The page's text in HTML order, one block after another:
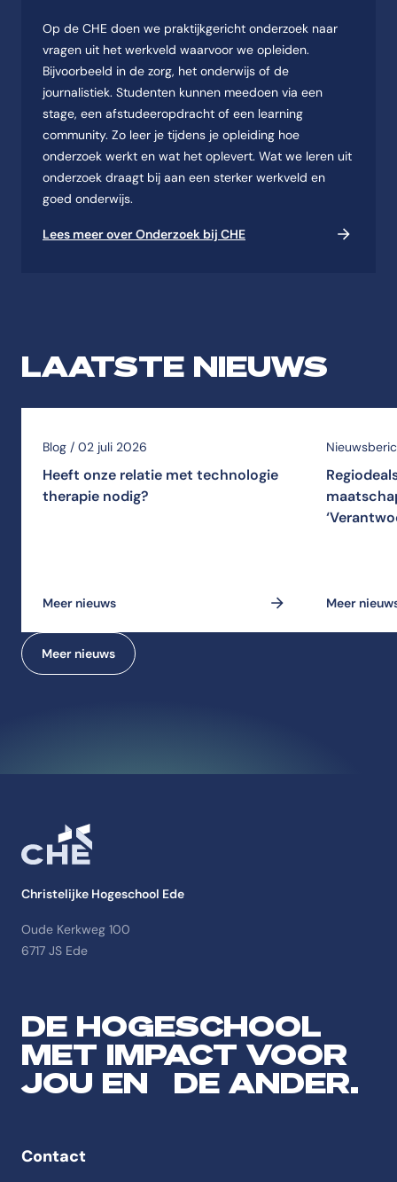
Op de CHE doen we praktijkgericht onderzoek naar
vragen uit het werkveld waarvoor we opleiden.
Bijvoorbeeld in de zorg, het onderwijs of de
journalistiek. Studenten kunnen meedoen via een
stage, een afstudeeropdracht of een learning
community. Zo leer je tijdens je opleiding hoe
onderzoek werkt en wat het oplevert. Wat we leren uit
onderzoek draagt bij aan een sterker werkveld en
goed onderwijs.
Lees meer over Onderzoek bij CHE
LAATSTE NIEUWS
Blog / 02 juli 2026
Heeft onze relatie met technologie
therapie nodig?
Meer nieuws Meer
Meer nieuws
Christelijke Hogeschool Ede
Oude Kerkweg 100
6717 JS Ede
DE HOGESCHOOL
MET IMPACT VOOR
JOU EN DE ANDER.
Contact